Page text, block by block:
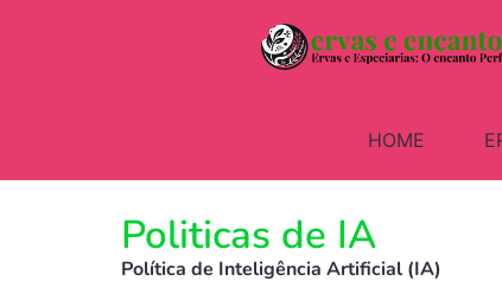
HOME
Politicas de IA
Política de Inteligência Artificial (IA)